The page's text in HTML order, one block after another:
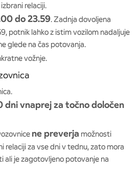
relaciji.
do 23.59. Zadnja dovoljena
potnik lahko z istim vozilom nadaljuje
glede na čas potovanja.
vožnje.
dni vnaprej za točno določen
ne preverja možnosti
relaciji za vse dni v tednu, zato mora
ali je zagotovljeno potovanje na